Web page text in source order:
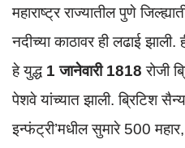
महाराष्ट्र राज्यातील पुणे
नदीच्या काठावर ही लढाई
हे युद्ध 1 जानेवारी 1818 रोजी
पेशवे यांच्यात झाली. ब्रिटिश
इन्फंट्री’मधील सुमारे 500